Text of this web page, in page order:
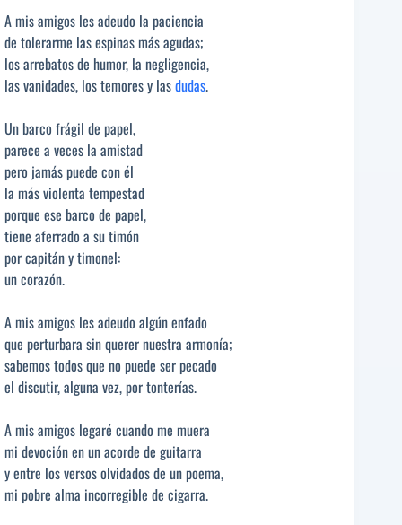
A mis amigos les adeudo la paciencia
de tolerarme las espinas más agudas;
los arrebatos de humor, la negligencia,
las vanidades, los temores y lasdudas.
Un barco frágil de papel,
parece a veces la amistad
pero jamás puede con él
la más violenta tempestad
porque ese barco de papel,
tiene aferrado a su timón
por capitán y timonel:
un corazón.
A mis amigos les adeudo algún enfado
que perturbara sin querer nuestra armonía;
sabemos todos que no puede ser pecado
el discutir, alguna vez, por tonterías.
A mis amigos legaré cuando me muera
mi devoción en un acorde de guitarra
y entre los versos olvidados de un poema,
mi pobre alma incorregible de cigarra.